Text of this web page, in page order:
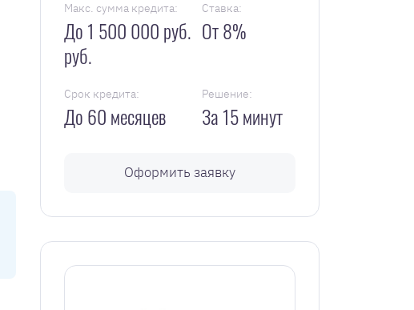
Макс. сумма кредита:
До 1 500 000 руб.
руб.
Ставка:
От 8%
Срок кредита:
До 60 месяцев
Решение:
За 15 минут
Оформить заявку